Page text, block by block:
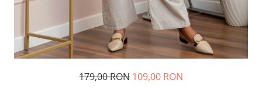
179,00 RON 109,00 RON